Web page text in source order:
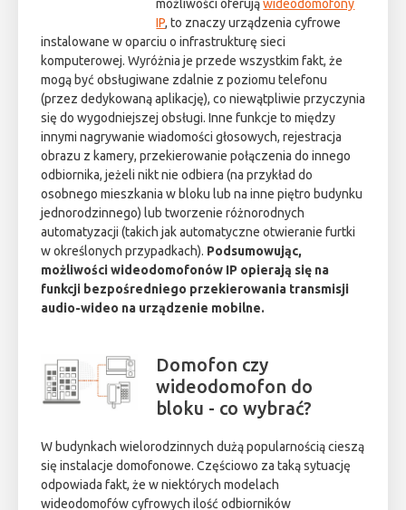
możliwości oferująwideodomofony
IP, to znaczy urządzenia cyfrowe
instalowane w oparciu o infrastrukturę sieci
komputerowej. Wyróżnia je przede wszystkim fakt, że
mogą być obsługiwane zdalnie z poziomu telefonu
(przez dedykowaną aplikację), co niewątpliwie przyczynia
się do wygodniejszej obsługi. Inne funkcje to między
innymi nagrywanie wiadomości głosowych, rejestracja
obrazu z kamery, przekierowanie połączenia do innego
odbiornika, jeżeli nikt nie odbiera (na przykład do
osobnego mieszkania w bloku lub na inne piętro budynku
jednorodzinnego) lub tworzenie różnorodnych
automatyzacji (takich jak automatyczne otwieranie furtki
w określonych przypadkach). Podsumowując,
możliwości wideodomofonów IP opierają się na
funkcji bezpośredniego przekierowania transmisji
audio-wideo na urządzenie mobilne.
Domofon czy
wideodomofon do
bloku - co wybrać?
W budynkach wielorodzinnych dużą popularnością cieszą
się instalacje domofonowe. Częściowo za taką sytuację
odpowiada fakt, że w niektórych modelach
wideodomofów cyfrowych ilość odbiorników